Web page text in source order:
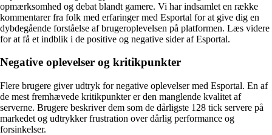
opmærksomhed og debat blandt gamere. Vi har indsamlet en række
kommentarer fra folk med erfaringer med Esportal for at give dig en
dybdegående forståelse af brugeroplevelsen på platformen. Læs videre
for at få et indblik i de positive og negative sider af Esportal.
Negative oplevelser og kritikpunkter
Flere brugere giver udtryk for negative oplevelser med Esportal. En af
de mest fremhævede kritikpunkter er den manglende kvalitet af
serverne. Brugere beskriver dem som de dårligste 128 tick servere på
markedet og udtrykker frustration over dårlig performance og
forsinkelser.